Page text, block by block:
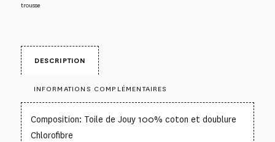
trousse
DESCRIPTION
INFORMATIONS COMPLÉMENTAIRES
Composition: Toile de Jouy 100% coton et doublure
Chlorofibre